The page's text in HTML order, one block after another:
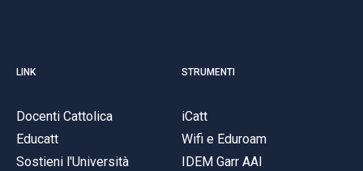
LINK
Docenti Cattolica
Educatt
Sostieni l'Università
STRUMENTI
iCatt
Wifi e Eduroam
IDEM Garr AAI